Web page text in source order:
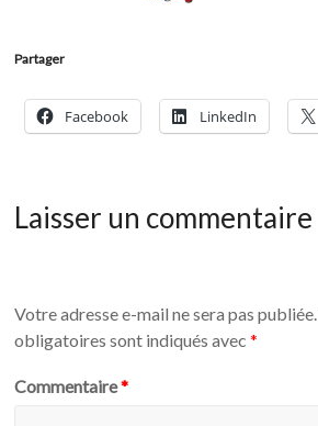
Partager
Facebook LinkedIn
Laisser un commentaire
Votre adresse e-mail ne sera pas publiée.
obligatoires sont indiqués avec*
Commentaire*